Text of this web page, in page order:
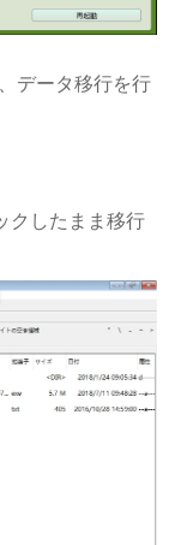
データ移行を行
クしたまま移行